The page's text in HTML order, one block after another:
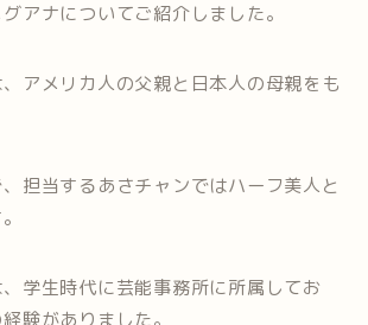
アナについてご紹介しました。
アメリカ人の父親と日本人の母親をも
担当するあさチャンではハーフ美人と
学生時代に芸能事務所に所属してお
験がありました。